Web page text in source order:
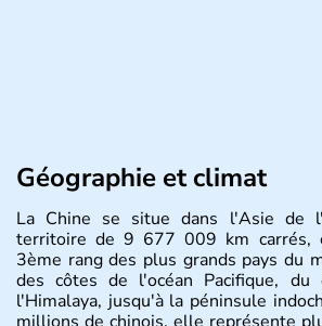
Géographie et climat
La Chine se situe dans l'Asie de
territoire de 9 677 009 km carrés,
3ème rang des plus grands pays du
des côtes de l'océan Pacifique,
l'Himalaya, jusqu'à la péninsule
millions de chinois, elle représente